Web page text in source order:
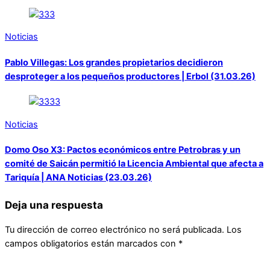
Noticias
Pablo Villegas: Los grandes propietarios decidieron
desproteger a los pequeños productores | Erbol (31.03.26)
Noticias
Domo Oso X3: Pactos económicos entre Petrobras y un
comité de Saicán permitió la Licencia Ambiental que afecta a
Tariquía | ANA Noticias (23.03.26)
Deja una respuesta
Tu dirección de correo electrónico no será publicada. Los
campos obligatorios están marcados con *